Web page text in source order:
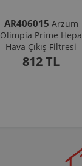
AR406015 Arzum
Olimpia Prime Hepa
Hava Çıkış Filtresi
812 TL